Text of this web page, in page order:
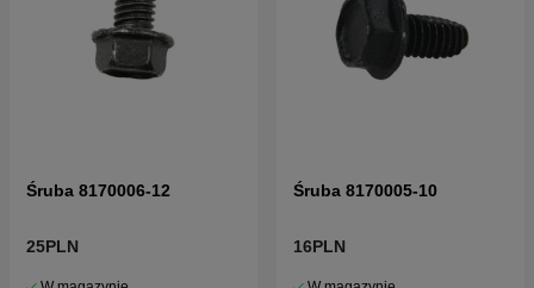
Śruba 8170006-12
25PLN
Śruba 8170005-10
16PLN